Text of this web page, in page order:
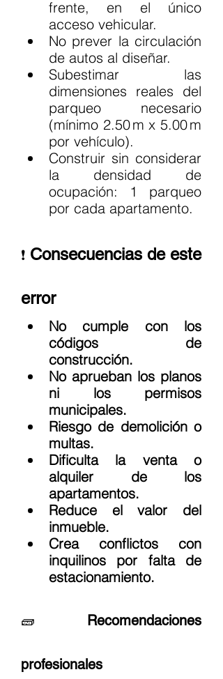
frente, en el único
acceso vehicular.
No prever la circulación
de autos al diseñar.
Subestimar las
dimensiones reales del
parqueo necesario
(mínimo 2.50 m x 5.00 m
por vehículo).
Construir sin considerar
la densidad de
ocupación: 1 parqueo
por cada apartamento.
❗ Consecuencias de este
error
No cumple con los
códigos de
construcción.
No aprueban los planos
ni los permisos
municipales.
Riesgo de demolición o
multas.
Dificulta la venta o
alquiler de los
apartamentos.
Reduce el valor del
inmueble.
Crea conflictos con
inquilinos por falta de
estacionamiento.
🧱 Recomendaciones
profesionales